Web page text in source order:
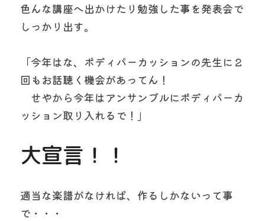
色んな講座へ出かけたり勉強した事を発表会で
しっかり出す。
「今年はな、ボディパーカッションの先生に２
回もお話聴く機会があってん！
せやから今年はアンサンブルにボディパーカ
ッション取り入れるで！」
大宣言！！
適当な楽譜がなければ、作るしかないって事
で・・・